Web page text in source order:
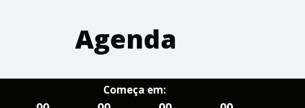
Agenda
Começa em: